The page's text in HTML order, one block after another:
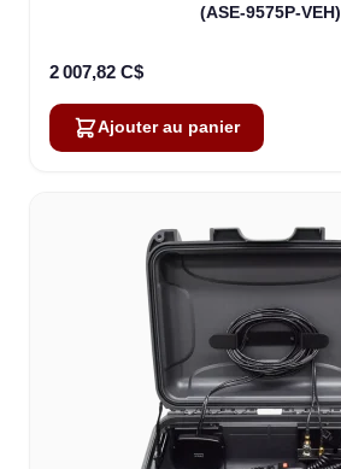
(ASE-9575P-VEH)
2 007,82 C$
Ajouter au panier